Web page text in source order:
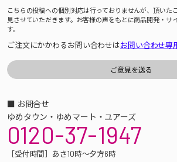
こちらの投稿への個別対応は行っておりませんが、頂いた
見させていただきます。お客様の声をもとに商品開発・サ
す。
ご注文にかかわるお問い合わせはお問い合わせ専
■ お問合せ
ゆめタウン・ゆめマート・ユアーズ
0120-37-1947
［受付時間］あさ10時～夕方6時